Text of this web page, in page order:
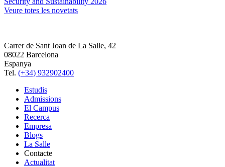
Veure totes les novetats
Carrer de Sant Joan de La Salle, 42
08022 Barcelona
Espanya
Tel. (+34) 932902400
Estudis
Admissions
El Campus
Recerca
Empresa
Blogs
La Salle
Contacte
Actualitat